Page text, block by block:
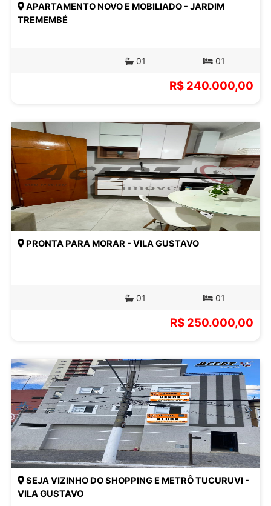
APARTAMENTO NOVO E MOBILIADO - JARDIM
TREMEMBÉ
01 01
R$ 240.000,00
PRONTA PARA MORAR - VILA GUSTAVO
01 01
R$ 250.000,00
SEJA VIZINHO DO SHOPPING E METRÔ TUCURUVI -
VILA GUSTAVO